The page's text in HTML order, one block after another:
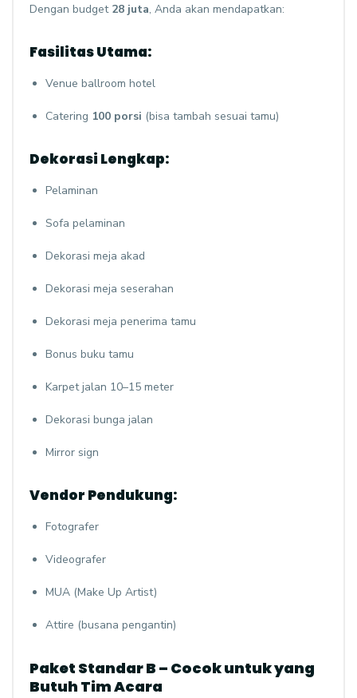
Dengan budget 28 juta, Anda akan mendapatkan:
Fasilitas Utama:
Venue ballroom hotel
Catering 100 porsi (bisa tambah sesuai tamu)
Dekorasi Lengkap:
Pelaminan
Sofa pelaminan
Dekorasi meja akad
Dekorasi meja seserahan
Dekorasi meja penerima tamu
Bonus buku tamu
Karpet jalan 10–15 meter
Dekorasi bunga jalan
Mirror sign
Vendor Pendukung:
Fotografer
Videografer
MUA (Make Up Artist)
Attire (busana pengantin)
Paket Standar B – Cocok untuk yang
Butuh Tim Acara